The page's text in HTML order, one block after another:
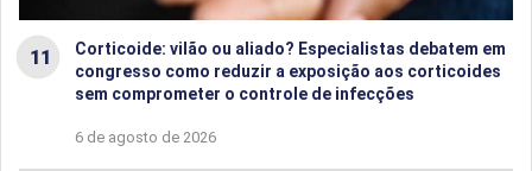
Corticoide: vilão ou aliado? Especialistas debatem em
congresso como reduzir a exposição aos corticoides
sem comprometer o controle de infecções
6 de agosto de 2026